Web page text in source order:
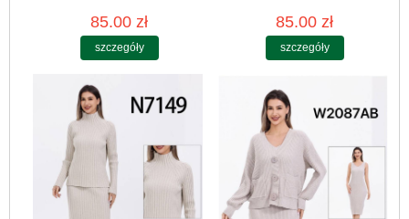
85.00 zł
szczegóły
85.00 zł
szczegóły